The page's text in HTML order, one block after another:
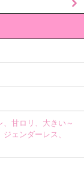
甘ロリ、大きい～
ェンダーレス、